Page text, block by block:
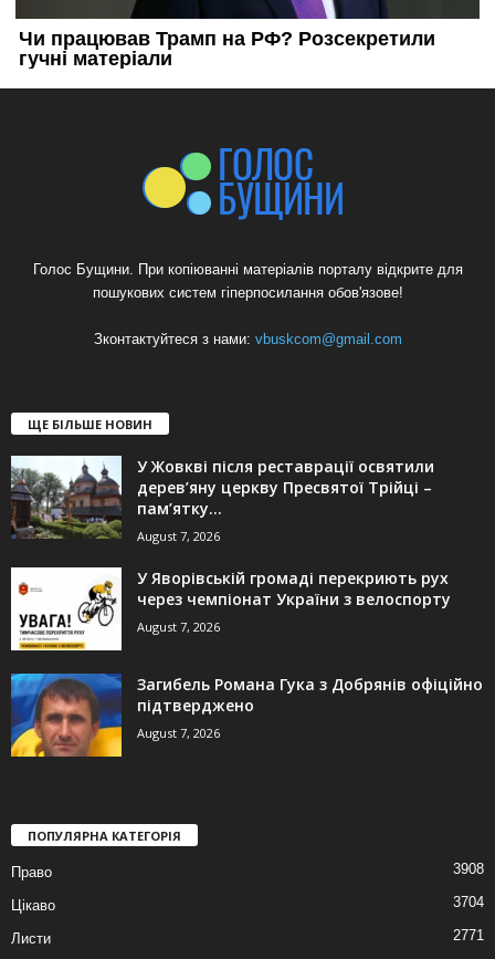
Голос Бущини. При копіюванні матеріалів порталу відкрите для
пошукових систем гіперпосилання обов'язове!
Зконтактуйтеся з нами: vbuskcom@gmail.com
ЩЕ БІЛЬШЕ НОВИН
У Жовкві після реставрації освятили
дерев’яну церкву Пресвятої Трійці –
пам’ятку...
August 7, 2026
У Яворівській громаді перекриють рух
через чемпіонат України з велоспорту
August 7, 2026
Загибель Романа Гука з Добрянів офіційно
підтверджено
August 7, 2026
ПОПУЛЯРНА КАТЕГОРІЯ
Право 3908
Цікаво 3704
Листи 2771